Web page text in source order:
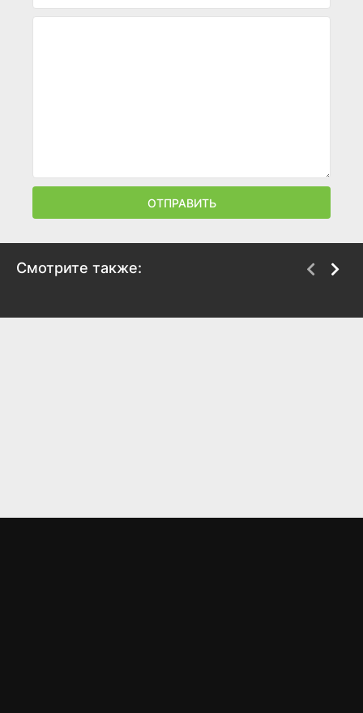
ОТПРАВИТЬ
Смотрите также: